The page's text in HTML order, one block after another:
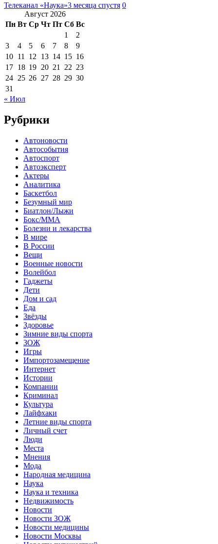
Телеканал «Наука»3 месяца спустя 0
Август 2026
Пн Вт Ср Чт Пт Сб Вс
1
2
3
4 5 6 7 8
9
10 11 12 13 14 15 16
17 18 19 20 21 22 23
24 25 26 27 28 29 30
31
« Июл
Рубрики
Автоновости
Автособытия
Автоспорт
Автоэксперт
Актеры
Аналитика
Баскетбол
Безумный мир
Биатлон/Лыжи
Бокс/MMA
Болезни и лекарства
В мире
В России
Вещи
Военные новости
Волейбол
Гаджеты
Дети
Дом и сад
Еда
Звёзды
Здоровье
Зимние виды спорта
ЗОЖ
Игры
Импортозамещение
Интернет
Истории
Компании
Криминал
Культура
Лайфхаки
Летние виды спорта
Личный счет
Люди
Места
Мнения
Мода
Народная медицина
Наука
Наука и техника
Недвижимость
Новости
Новости ЗОЖ
Новости медицины
Новости Москвы